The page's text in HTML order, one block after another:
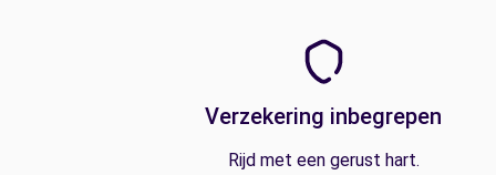
Verzekering inbegrepen
Rijd met een gerust hart.